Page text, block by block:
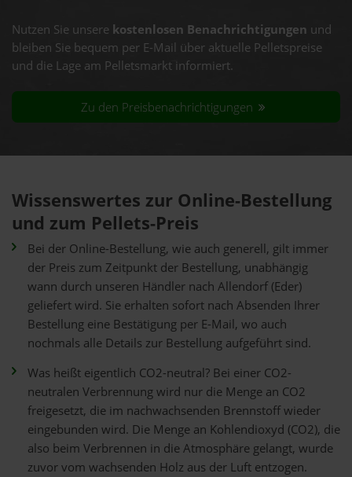
Nutzen Sie unsere kostenlosen Benachrichtigungen und
bleiben Sie bequem per E-Mail über aktuelle Pelletspreise
und die Lage am Pelletsmarkt informiert.
Zu den Preisbenachrichtigungen
Wissenswertes zur Online-Bestellung
und zum Pellets-Preis
Bei der Online-Bestellung, wie auch generell, gilt immer
der Preis zum Zeitpunkt der Bestellung, unabhängig
wann durch unseren Händler nach Allendorf (Eder)
geliefert wird. Sie erhalten sofort nach Absenden Ihrer
Bestellung eine Bestätigung per E-Mail, wo auch
nochmals alle Details zur Bestellung aufgeführt sind.
Was heißt eigentlich CO2-neutral? Bei einer CO2-
neutralen Verbrennung wird nur die Menge an CO2
freigesetzt, die im nachwachsenden Brennstoff wieder
eingebunden wird. Die Menge an Kohlendioxyd (CO2), die
also beim Verbrennen in die Atmosphäre gelangt, wurde
zuvor vom wachsenden Holz aus der Luft entzogen.